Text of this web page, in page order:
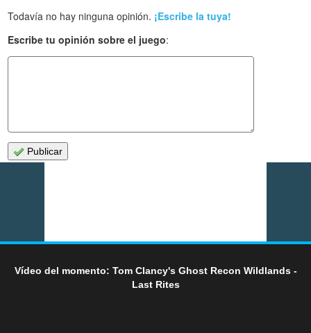
Todavía no hay ninguna opinión. ¡Escribe la tuya!
Escribe tu opinión sobre el juego:
Publicar
Vídeo del momento: Tom Clancy's Ghost Recon Wildlands -
Last Rites